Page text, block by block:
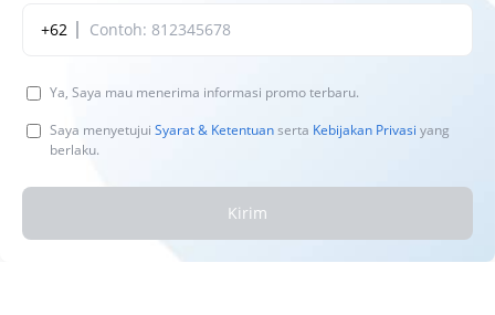
+62
Ya, Saya mau menerima informasi promo terbaru.
Saya menyetujui Syarat & Ketentuanserta Kebijakan Privasi yang
berlaku.
Kirim